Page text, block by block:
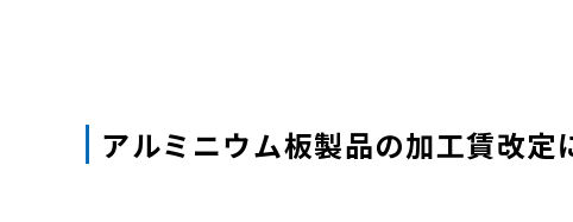
アルミニウム板製品の加工賃改定